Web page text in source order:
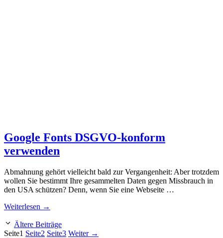
Google Fonts DSGVO-konform
verwenden
Abmahnung gehört vielleicht bald zur Vergangenheit: Aber trotzdem
wollen Sie bestimmt Ihre gesammelten Daten gegen Missbrauch in
den USA schützen? Denn, wenn Sie eine Webseite …
Weiterlesen →
Ältere Beiträge
Seite1 Seite2 Seite3 Weiter →